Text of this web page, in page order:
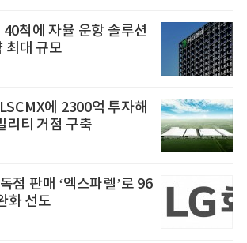
척에 자율 운항 솔루션
대 규모
에 2300억 투자해
리티 거점 구축
점 판매 ‘엑스파렐’로 96
화 선도